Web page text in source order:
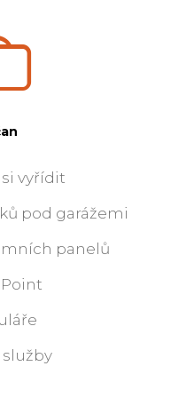
vyřídit
pod garážemi
panelů
služby